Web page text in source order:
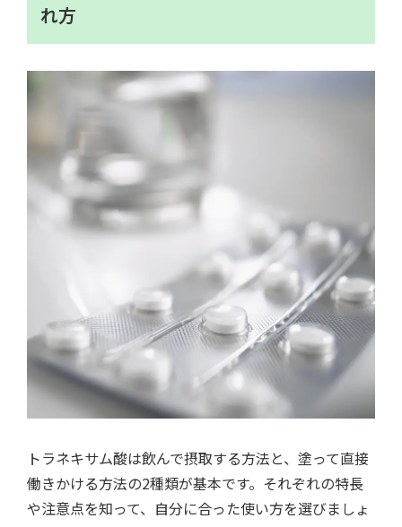
れ方
トラネキサム酸は飲んで摂取する方法と、塗って直接
働きかける方法の2種類が基本です。それぞれの特長
や注意点を知って、自分に合った使い方を選びましょ